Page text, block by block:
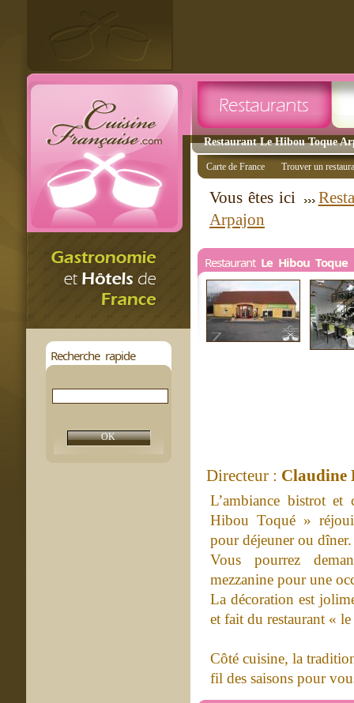
Restaurant Le Hibou Toque
Recherche rapide
Carte de France Trouver un
Vous êtes ici
Arpajon
Restaurant Le Hibou Toque
Directeur : Claudine
L’ambiance bistrot
Hibou Toqué »
pour déjeuner ou dîner.
Vous pourrez
mezzanine pour une
La décoration est
et fait du restaurant «
Côté cuisine, la
fil des saisons pour